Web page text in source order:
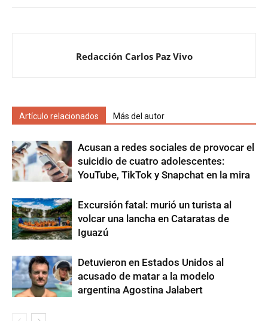
Redacción Carlos Paz Vivo
Artículo relacionados Más del autor
Acusan a redes sociales de provocar el
suicidio de cuatro adolescentes:
YouTube, TikTok y Snapchat en la mira
Excursión fatal: murió un turista al
volcar una lancha en Cataratas de
Iguazú
Detuvieron en Estados Unidos al
acusado de matar a la modelo
argentina Agostina Jalabert